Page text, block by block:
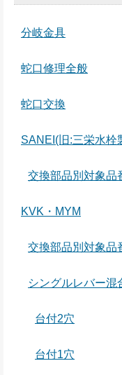
分岐金具
蛇口修理全般
蛇口交換
SANEI(旧:三栄水栓
交換部品別対象品
KVK・MYM
交換部品別対象品
シングルレバー混
台付2穴
台付1穴